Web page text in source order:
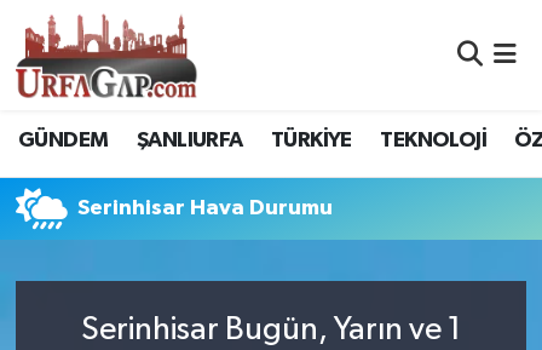
GÜNDEM ŞANLIURFA TÜRKİYE TEKNOLOJİ
Serinhisar Hava Durumu
Serinhisar Bugün, Yarın ve 1
Nöbetçi Eczaneler
Hava Durumu
Namaz Vakitleri
Trafik Durumu
Süper Lig Puan Durumu ve Fikstür